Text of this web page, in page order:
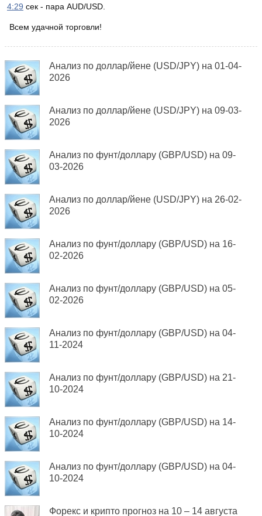
4:29 сек - пара AUD/USD.
Всем удачной торговли!
Анализ по доллар/йене (USD/JPY) на 01-04-
2026
Анализ по доллар/йене (USD/JPY) на 09-03-
2026
Анализ по фунт/доллару (GBP/USD) на 09-
03-2026
Анализ по доллар/йене (USD/JPY) на 26-02-
2026
Анализ по фунт/доллару (GBP/USD) на 16-
02-2026
Анализ по фунт/доллару (GBP/USD) на 05-
02-2026
Анализ по фунт/доллару (GBP/USD) на 04-
11-2024
Анализ по фунт/доллару (GBP/USD) на 21-
10-2024
Анализ по фунт/доллару (GBP/USD) на 14-
10-2024
Анализ по фунт/доллару (GBP/USD) на 04-
10-2024
Форекс и крипто прогноз на 10 – 14 августа